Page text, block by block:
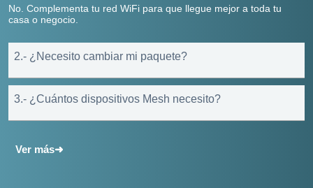
No. Complementa tu red WiFi para que llegue mejor a toda tu
casa o negocio.
2.- ¿Necesito cambiar mi paquete?
3.- ¿Cuántos dispositivos Mesh necesito?
Ver más➜